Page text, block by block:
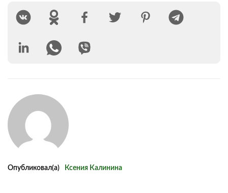
Опубликовал(а) Ксения Калинина